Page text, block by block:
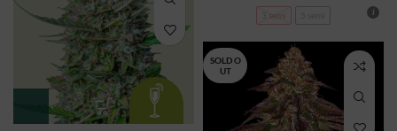
3 semi
SOLD O
UT